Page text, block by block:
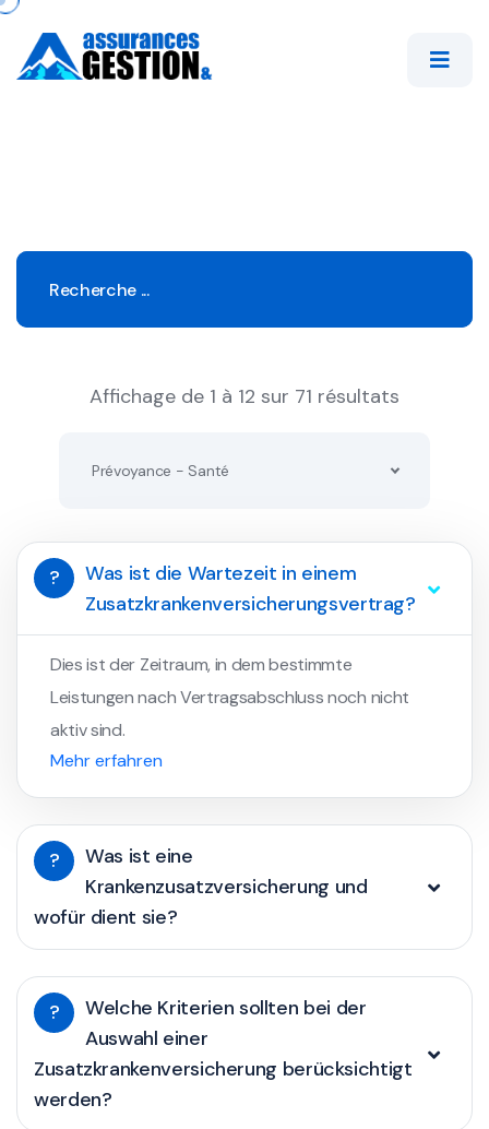
Affichage de 1 à 12 sur 71 résultats
Prévoyance - Santé
?
Was ist die Wartezeit in einem
Zusatzkrankenversicherungsvertrag?
Dies ist der Zeitraum, in dem bestimmte
Leistungen nach Vertragsabschluss noch nicht
aktiv sind.
Mehr erfahren
?
Was ist eine
Krankenzusatzversicherung und
wofür dient sie?
?
Welche Kriterien sollten bei der
Auswahl einer
Zusatzkrankenversicherung berücksichtigt
werden?